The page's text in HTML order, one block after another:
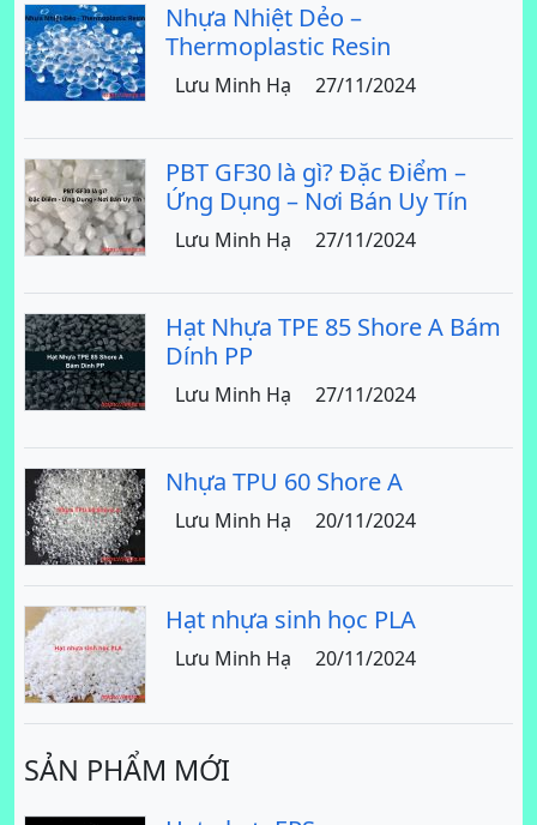
Nhựa Nhiệt Dẻo –
Thermoplastic Resin
Lưu Minh Hạ 27/11/2024
PBT GF30 là gì? Đặc Điểm –
Ứng Dụng – Nơi Bán Uy Tín
Lưu Minh Hạ 27/11/2024
Hạt Nhựa TPE 85 Shore A Bám
Dính PP
Lưu Minh Hạ 27/11/2024
Nhựa TPU 60 Shore A
Lưu Minh Hạ 20/11/2024
Hạt nhựa sinh học PLA
Lưu Minh Hạ 20/11/2024
SẢN PHẨM MỚI